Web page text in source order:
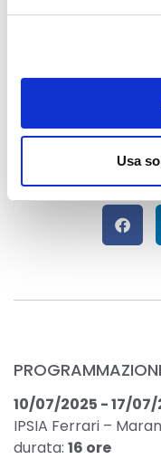
Usa
16 ore
10/07/2025 - 17/
IPSIA Ferrari –
durata: 16 ore